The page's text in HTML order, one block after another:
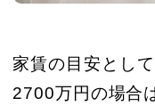
家賃の目安とし
2700万円の場合